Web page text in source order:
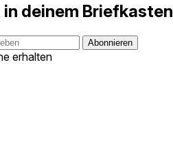
deinem Briefkasten
erhalten